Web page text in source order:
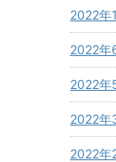
2022年
2022年
2022年
2022年
2022年